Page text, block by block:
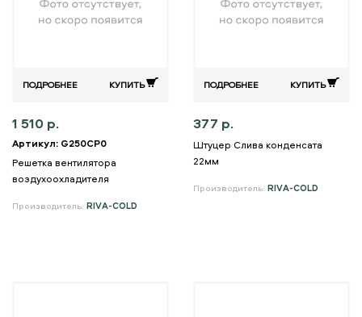
ПОДРОБНЕЕ КУПИТЬ
1 510 р.
Артикул: G250CP0
Решетка вентилятора
воздухоохладителя
Производитель: RIVA-COLD
ПОДРОБНЕЕ КУПИТЬ
377 р.
Штуцер Слива конденсата
22мм
Производитель: RIVA-COLD